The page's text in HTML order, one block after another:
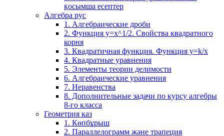
қосымша есептер
Алгебра рус
1. Алгебраические дроби
2. Функция y=x^1/2. Свойства квадратного
корня
3. Квадратичная функция. Функция у=k/x
4. Квадратные уравнения
5. Элементы теории делимости
6. Алгебраические уравнения
7. Неравенства
8. Дополнительные задачи по курсу алгебры
8-го класса
Геометрия каз
1. Көпбұрыш
2. Параллелограмм және трапеция